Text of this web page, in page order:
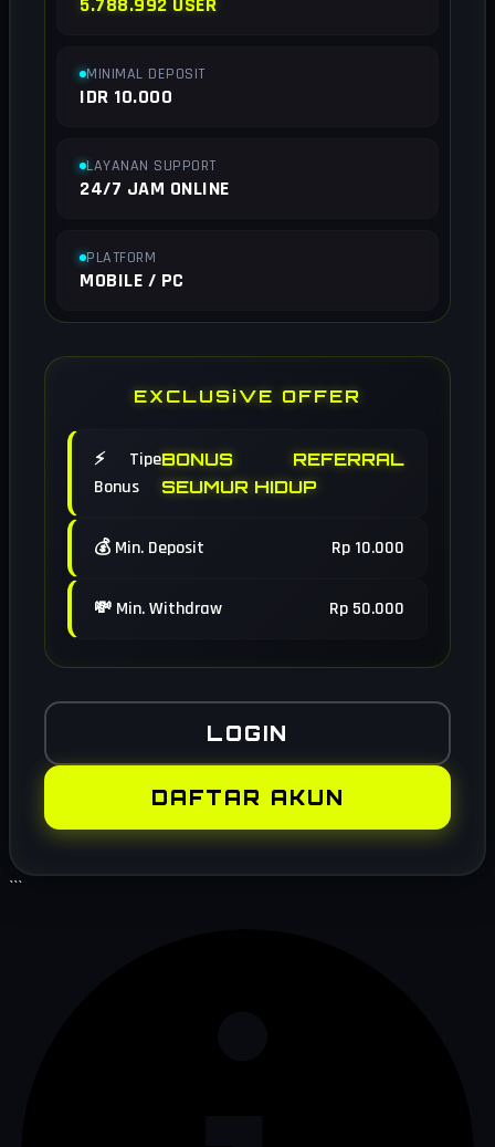
5.788.992 USER
MINIMAL DEPOSIT
IDR 10.000
LAYANAN SUPPORT
24/7 JAM ONLINE
PLATFORM
MOBILE / PC
EXCLUSiVE OFFER
⚡ Tipe
Bonus
BONUS REFERRAL
SEUMUR HIDUP
💰 Min. Deposit Rp 10.000
💸 Min. Withdraw Rp 50.000
LOGIN
DAFTAR AKUN
```